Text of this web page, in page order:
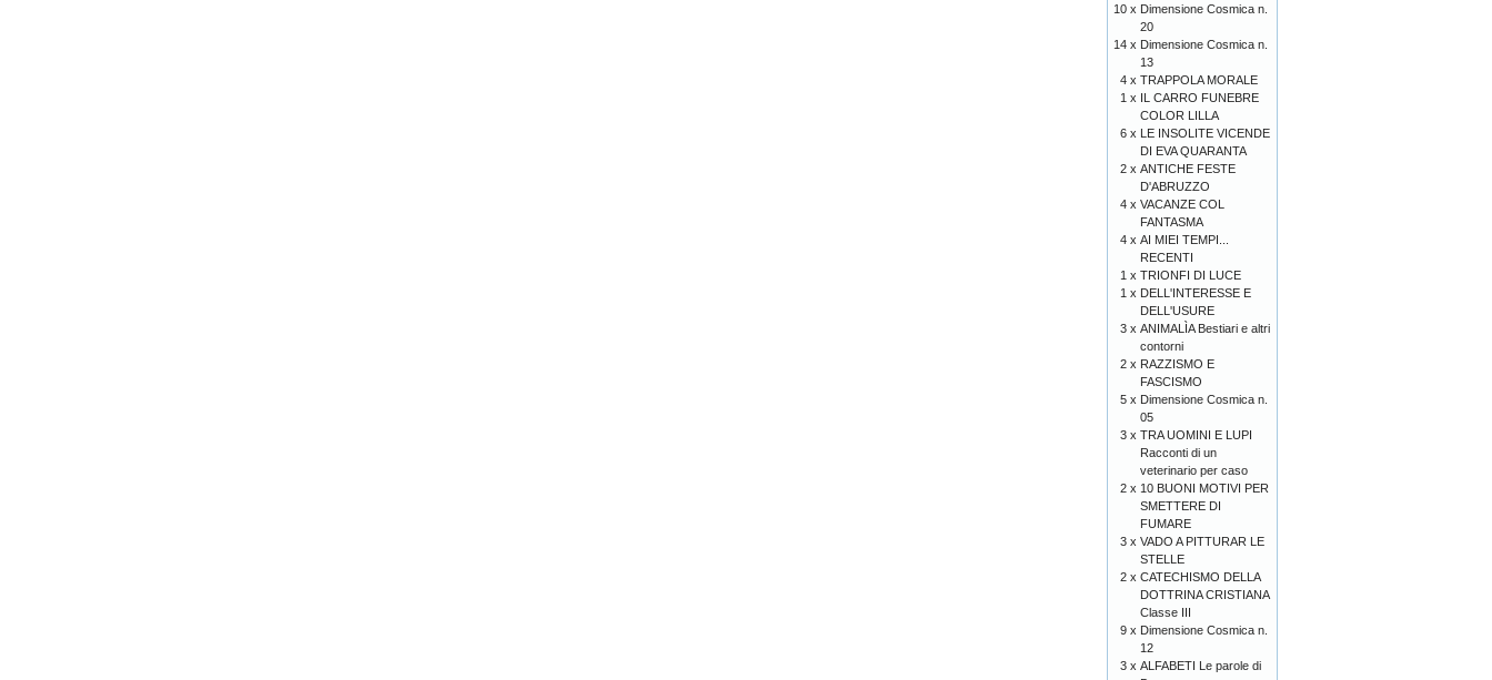
10 x Dimensione Cosmica n.
20
14 x Dimensione Cosmica n.
13
4 x TRAPPOLA MORALE
1 x IL CARRO FUNEBRE
COLOR LILLA
6 x LE INSOLITE VICENDE
DI EVA QUARANTA
2 x ANTICHE FESTE
D'ABRUZZO
4 x VACANZE COL
FANTASMA
4 x AI MIEI TEMPI...
RECENTI
1 x TRIONFI DI LUCE
1 x DELL'INTERESSE E
DELL'USURE
3 x ANIMALÌA Bestiari e altri
contorni
2 x RAZZISMO E
FASCISMO
5 x Dimensione Cosmica n.
05
3 x TRA UOMINI E LUPI
Racconti di un
veterinario per caso
2 x 10 BUONI MOTIVI PER
SMETTERE DI
FUMARE
3 x VADO A PITTURAR LE
STELLE
2 x CATECHISMO DELLA
DOTTRINA CRISTIANA
Classe III
9 x Dimensione Cosmica n.
12
3 x ALFABETI Le parole di